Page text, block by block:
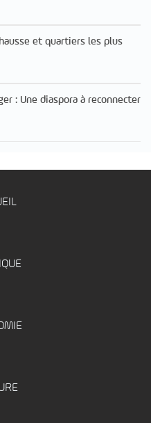
et quartiers les plus
: Une diaspora à reconnecter